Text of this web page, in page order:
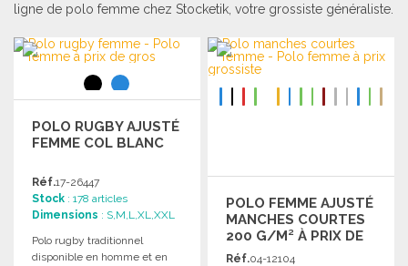
ligne de polo femme chez Stocketik, votre grossiste généraliste.
POLO RUGBY AJUSTÉ
FEMME COL BLANC
Réf.17-26447
Stock : 178 articles
Dimensions : S,M,L,XL,XXL
Polo rugby traditionnel
disponible en homme et en
POLO FEMME AJUSTÉ
MANCHES COURTES
200 G/M² À PRIX DE
GROS
Réf.04-12104